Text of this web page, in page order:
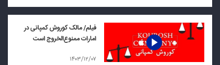
فیلم/ مالک کوروش کمپانی در
امارات ممنوع‌الخروج است
۱۴۰۳/۱۲/۰۷